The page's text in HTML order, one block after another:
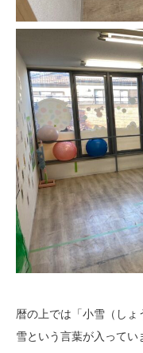
暦の上では「小雪（しょ
雪という言葉が入って